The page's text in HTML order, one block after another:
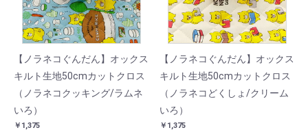
【ノラネコぐんだん】オックス
キルト生地50cmカットクロス
（ノラネコクッキング/ラムネ
いろ）
￥1,375
【ノラネコぐんだん】オックス
キルト生地50cmカットクロス
（ノラネコどくしょ/クリーム
いろ）
￥1,375